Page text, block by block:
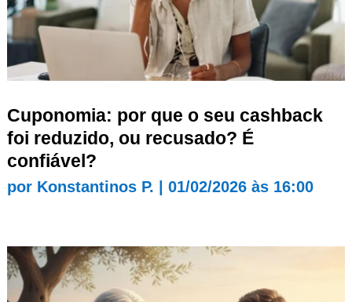
Cuponomia: por que o seu cashback
foi reduzido, ou recusado? É
confiável?
por Konstantinos P. 01/02/2026 às 16:00